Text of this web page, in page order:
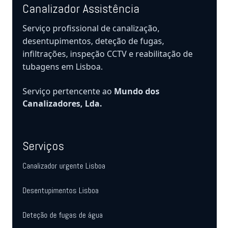
Canalizador Assistência
Serviço profissional de canalização,
desentupimentos, deteção de fugas,
infiltrações, inspeção CCTV e reabilitação de
tubagens em Lisboa.
Serviço pertencente ao Mundo dos
Canalizadores, Lda.
Serviços
Canalizador urgente Lisboa
Desentupimentos Lisboa
Deteção de fugas de água